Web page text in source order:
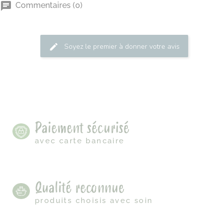
Commentaires (0)
Soyez le premier à donner votre avis
Paiement sécurisé
avec carte bancaire
Qualité reconnue
produits choisis avec soin